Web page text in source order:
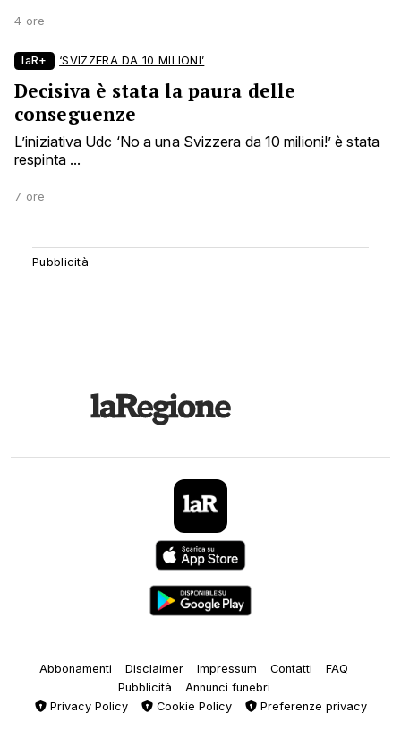
4 ore
laR+ ‘SVIZZERA DA 10 MILIONI’
Decisiva è stata la paura delle
conseguenze
L’iniziativa Udc ‘No a una Svizzera da 10 milioni!’ è stata
respinta ...
7 ore
Abbonamenti Disclaimer Impressum Contatti
FAQ
Pubblicità
Annunci funebri
Privacy Policy
Cookie Policy Preferenze privacy